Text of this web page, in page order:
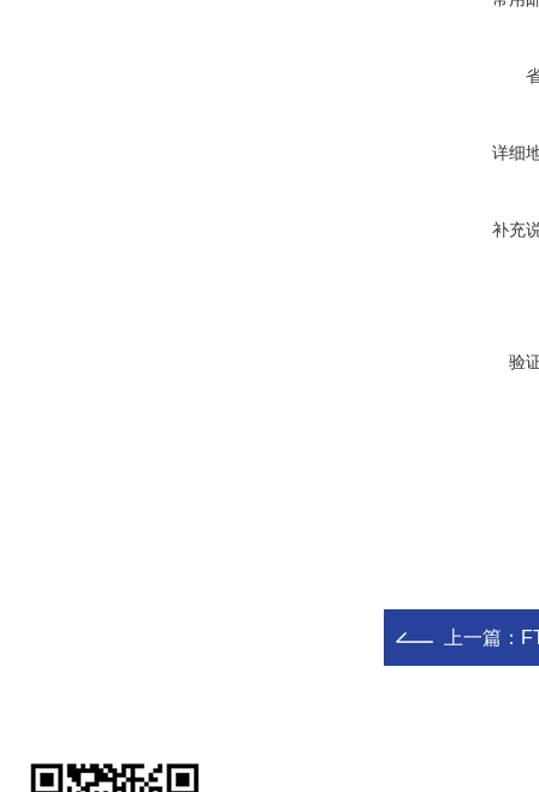
详细
补充
验
上一篇：